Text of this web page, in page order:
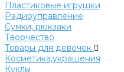
Пластиковые игрушки
Радиоуправление
Сумки, рюкзаки
Творчество
Товары для девочек
Косметика,украшения
Куклы